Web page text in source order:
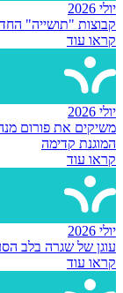
יולי 2026
קבוצות "תושייה"
קראו עוד
יולי 2026
משיקים את פורום
המוגנת קדימה
קראו עוד
יולי 2026
עוגן של שגרה בלב
קראו עוד